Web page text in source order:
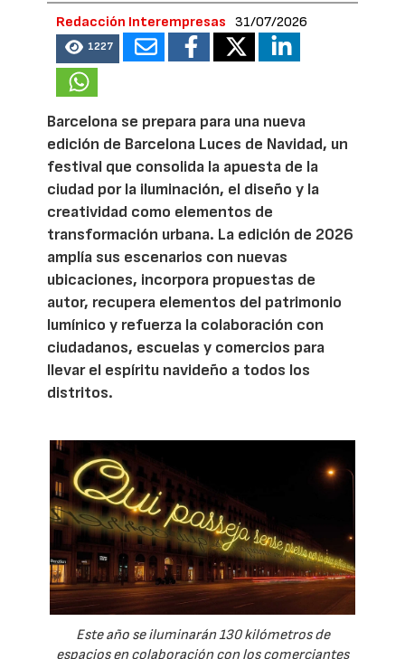
Redacción Interempresas 31/07/2026
1227
Barcelona se prepara para una nueva
edición de Barcelona Luces de Navidad, un
festival que consolida la apuesta de la
ciudad por la iluminación, el diseño y la
creatividad como elementos de
transformación urbana. La edición de 2026
amplía sus escenarios con nuevas
ubicaciones, incorpora propuestas de
autor, recupera elementos del patrimonio
lumínico y refuerza la colaboración con
ciudadanos, escuelas y comercios para
llevar el espíritu navideño a todos los
distritos.
Este año se iluminarán 130 kilómetros de
espacios en colaboración con los comerciantes